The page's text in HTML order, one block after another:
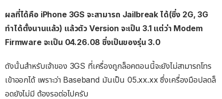
ผลที่ได้คือ iPhone 3GS จะสามารถ Jailbreak ได้(ซึ่ง 2G, 3G
ทำได้ตั้งนานแล้ว) แล้วตัว Version จะเป็น 3.1 แต่ว่า Modem
Firmware จะเป็น 04.26.08 ซึ่งเป็นของรุ่น 3.0
ดังนั้นสำหรับเจ้าของ 3GS ที่เครื่องถูกล็อคตอนนี้จะยังไม่สามารถโทร
เข้าออกได้ เพราะว่า Baseband มันเป็น 05.xx.xx ซึ่งเครื่องมือปลดล็
อดยังไม่มี ต้องรอต่อไปครับ